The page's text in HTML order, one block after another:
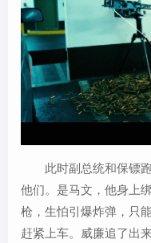
此时副总统和保镖
他们。是马文，他身上
枪，生怕引爆炸弹，只
赶紧上车。威廉追了出